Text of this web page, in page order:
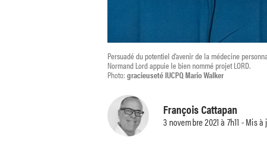
Persuadé du potentiel d’avenir de la médecine
Normand Lord appuie le bien nommé projet LORD.
Photo:gracieuseté IUCPQ Mario Walker
François Cattapan
3 novembre 2021 à 7h11 - Mis